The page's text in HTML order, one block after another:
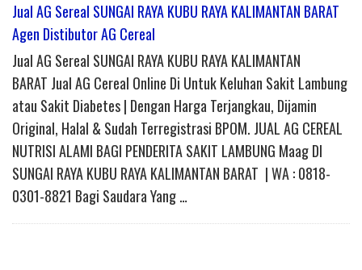
Jual AG Sereal SUNGAI RAYA KUBU RAYA KALIMANTAN BARAT
Agen Distibutor AG Cereal
Jual AG Sereal SUNGAI RAYA KUBU RAYA KALIMANTAN
BARAT Jual AG Cereal Online Di Untuk Keluhan Sakit Lambung
atau Sakit Diabetes | Dengan Harga Terjangkau, Dijamin
Original, Halal & Sudah Terregistrasi BPOM. JUAL AG CEREAL
NUTRISI ALAMI BAGI PENDERITA SAKIT LAMBUNG Maag DI
SUNGAI RAYA KUBU RAYA KALIMANTAN BARAT | WA : 0818-
0301-8821 Bagi Saudara Yang …